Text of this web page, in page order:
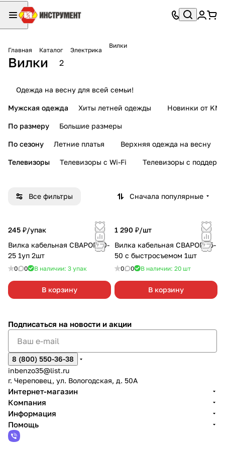
Главная Каталог Электрика
Вилки
Вилки 2
Одежда на весну для всей семьи!
Мужская одежда Хиты летней одежды Новинки от KMI
По размеру Большие размеры
По сезону Летние платья Верхняя одежда на весну
Телевизоры Телевизоры с Wi-Fi Телевизоры с
Все фильтры Сначала популярные
245 ₽/упак
Вилка кабельная СВАРОГ 10-
25 1уп 2шт
0 0 В наличии: 3 упак
В корзину
1 290 ₽/шт
Вилка кабельная СВАРОГ 35-
50 с быстросъемом 1шт
0 0 В наличии: 20 шт
В корзину
Подписаться на новости и акции
8 (800) 550-36-38
inbenzo35@list.ru
г. Череповец, ул. Вологодская, д. 50А
Интернет-магазин
Компания
Информация
Помощь